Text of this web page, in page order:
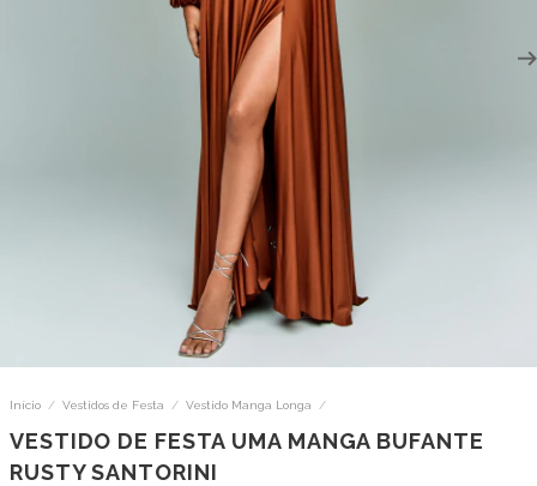
Início / Vestidos de Festa / Vestido Manga Longa /
VESTIDO DE FESTA UMA MANGA BUFANTE
RUSTY SANTORINI